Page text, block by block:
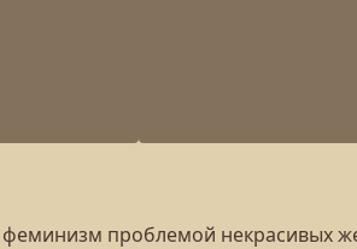
проблемой некрасивых